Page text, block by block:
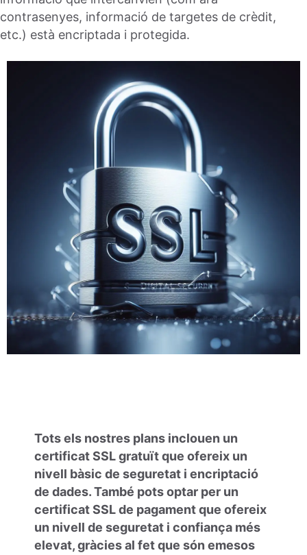
contrasenyes, informació de targetes de crèdit,
etc.) està encriptada i protegida.
Tots els nostres plans inclouen un
certificat SSL gratuït que ofereix un
nivell bàsic de seguretat i encriptació
de dades. També pots optar per un
certificat SSL de pagament que ofereix
un nivell de seguretat i confiança més
elevat, gràcies al fet que són emesos